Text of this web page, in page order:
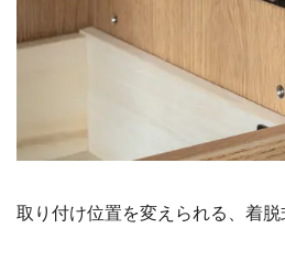
取り付け位置を変えられる、着